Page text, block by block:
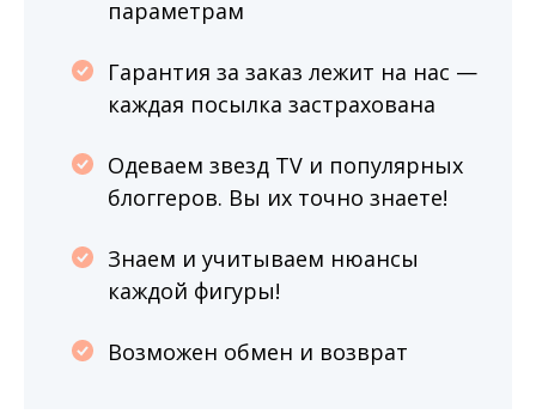
параметрам
Гарантия за заказ лежит на нас —
каждая посылка застрахована
Одеваем звезд TV и популярных
блоггеров. Вы их точно знаете!
Знаем и учитываем нюансы
каждой фигуры!
Возможен обмен и возврат